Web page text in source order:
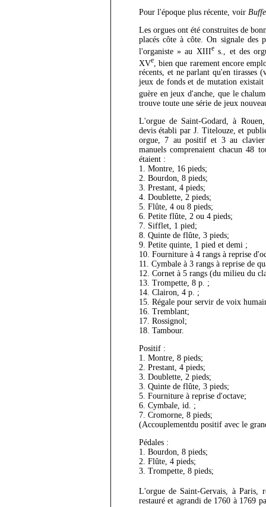
Pour l'époque plus récente, voir
Les orgues ont été construites de
placés côte à côte. On signale des
l'organiste » au XIIIes., et des
XVe, bien que rarement encore
récents, et ne parlant qu'en tirasses
jeux de fonds et de mutation
guère en jeux d'anche, que le
trouve toute une série de jeux
L'orgue de Saint-Godard, à
devis établi par J. Titelouze, et
orgue, 7 au positif et 3 au clavier
manuels comprenaient chacun 48
étaient :
1. Montre, 16 pieds;
2. Bourdon, 8 pieds;
3. Prestant, 4 pieds;
4. Doublette, 2 pieds;
5. Flûte, 4 ou 8 pieds;
6. Petite flûte, 2 ou 4 pieds;
7. Sifflet, 1 pied;
8. Quinte de flûte, 3 pieds;
9. Petite quinte, 1 pied et demi ;
10. Fourniture à 4 rangs à reprise
11. Cymbale à 3 rangs à reprise de
12. Cornet à 5 rangs (du milieu du
13. Trompette, 8 p. ;
14. Clairon, 4 p. ;
15. Régale pour servir de voix
16. Tremblant;
17. Rossignol;
18. Tambour.
Positif :
1. Montre, 8 pieds;
2. Prestant, 4 pieds;
3. Doublette, 2 pieds;
3. Quinte de flûte, 3 pieds;
5. Fourniture à reprise d'octave;
6. Cymbale, id. ;
7. Cromorne, 8 pieds;
(Accouplementdu positif avec le
Pédales :
1. Bourdon, 8 pieds;
2. Flûte, 4 pieds;
3. Trompette, 8 pieds;
L'orgue de Saint-Gervais, à
restauré et agrandi de 1760 à 1769